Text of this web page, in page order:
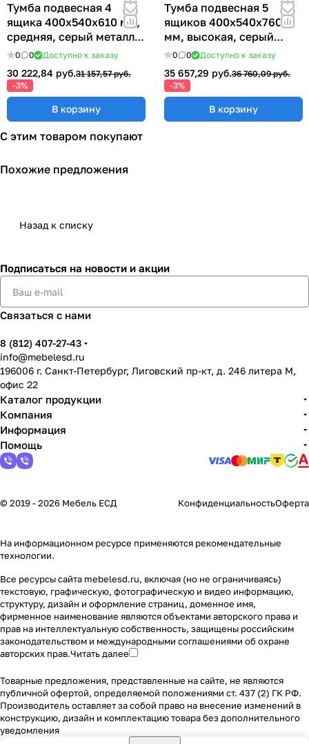
Тумба подвесная 4
ящика 400х540х610 мм,
средняя, серый металл -
СТАЛЬ 77.0655.00.10.01
0 0 Доступно к заказу
30 222,84 руб.31 157,57 руб.
-3%
В корзину
Тумба подвесная 5
ящиков 400х540х760
мм, высокая, серый
металл - СТАЛЬ
0 0 Доступно к заказу
35 657,29 руб.36 760,09 руб.
-3%
В корзину
С этим товаром покупают
Похожие предложения
Назад к списку
Подписаться на новости и акции
Связаться с нами
8 (812) 407-27-43
info@mebelesd.ru
196006 г. Санкт-Петербург, Лиговский пр-кт, д. 246 литера М,
офис 22
Каталог продукции
Компания
Информация
Помощь
© 2019 - 2026 Мебель ЕСД КонфиденциальностьОферта
На информационном ресурсе применяются рекомендательные
технологии.
Все ресурсы сайта mebelesd.ru, включая (но не ограничиваясь)
текстовую, графическую, фотографическую и видео информацию,
структуру, дизайн и оформление страниц, доменное имя,
фирменное наименование являются объектами авторского права и
прав на интеллектуальную собственность, защищены российским
законодательством и международными соглашениями об охране
авторских прав.Читать далее
Товарные предложения, представленные на сайте, не являются
публичной офертой, определяемой положениями ст. 437 (2) ГК РФ.
Производитель оставляет за собой право на внесение изменений в
конструкцию, дизайн и комплектацию товара без дополнительного
уведомления